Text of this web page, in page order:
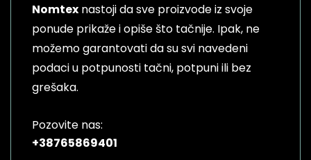
Nomtex nastoji da sve proizvode iz svoje
ponude prikaže i opiše što tačnije. Ipak, ne
možemo garantovati da su svi navedeni
podaci u potpunosti tačni, potpuni ili bez
grešaka.
Pozovite nas:
+38765869401